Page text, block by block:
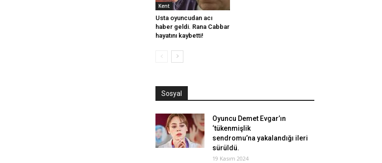
Kent
Usta oyuncudan acı
haber geldi. Rana Cabbar
hayatını kaybetti!
Sosyal
Oyuncu Demet Evgar’ın
‘tükenmişlik
sendromu’na yakalandığı ileri
sürüldü.
19 Kasım 2024